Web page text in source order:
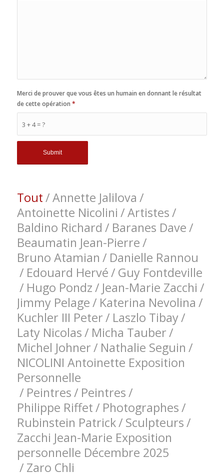
3 + 4 = ?
Merci de prouver que vous êtes un humain en donnant le résultat
de cette opération *
Tout/Annette Jalilova /
Antoinette Nicolini /Artistes/
Baldino Richard / Baranes Dave/
Beaumatin Jean-Pierre/
Bruno Atamian / Danielle Rannou
/ Edouard Hervé/ Guy Fontdeville
/ Hugo Pondz/ Jean-Marie Zacchi /
Jimmy Pelage/ Katerina Nevolina /
Kuchler III Peter/ Laszlo Tibay/
Laty Nicolas/ Micha Tauber/
Michel Johner/ Nathalie Seguin /
NICOLINI Antoinette Exposition
Personnelle
/ Peintres/ Peintres/
Philippe Riffet/ Photographes/
Rubinstein Patrick/ Sculpteurs/
Zacchi Jean-Marie Exposition
personnelle Décembre 2025
/ Zaro Chli